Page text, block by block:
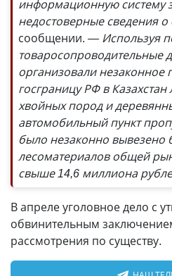
информационную систему
недостоверные сведения о
сообщении. — Используя
товаросопроводительные
организовали
госграницу РФ в
хвойных пород и
автомобильный пункт
было незаконно вывезено
лесоматериалов общей
свыше 14,6 миллиона
В апреле уголовное дело с
обвинительным
рассмотрения по существу.